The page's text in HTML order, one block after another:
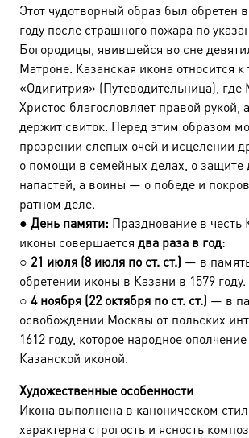
Этот чудотворный образ был обретен
году после страшного пожара по
Богородицы, явившейся во сне
Матроне. Казанская икона относится к
«Одигитрия» (Путеводительница), где
Христос благословляет правой рукой,
держит свиток. Перед этим образом
прозрении слепых очей и исцелении
о помощи в семейных делах, о защите
напастей, а воины — о победе и
ратном деле.
● День памяти: Празднование в честь
иконы совершается два раза в год:
○ 21 июля (8 июля по ст. ст.) — в
обретении иконы в Казани в 1579 году.
○ 4 ноября (22 октября по ст. ст.) — в
освобождении Москвы от польских
1612 году, которое народное
Казанской иконой.
Художественные особенности
Икона выполнена в каноническом
характерна строгость и ясность